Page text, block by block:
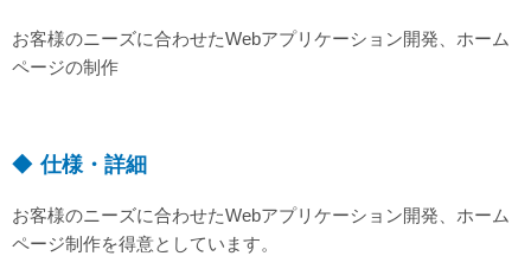
お客様のニーズに合わせたWebアプリケーション開発、ホーム
ページの制作
仕様・詳細
お客様のニーズに合わせたWebアプリケーション開発、ホーム
ページ制作を得意としています。